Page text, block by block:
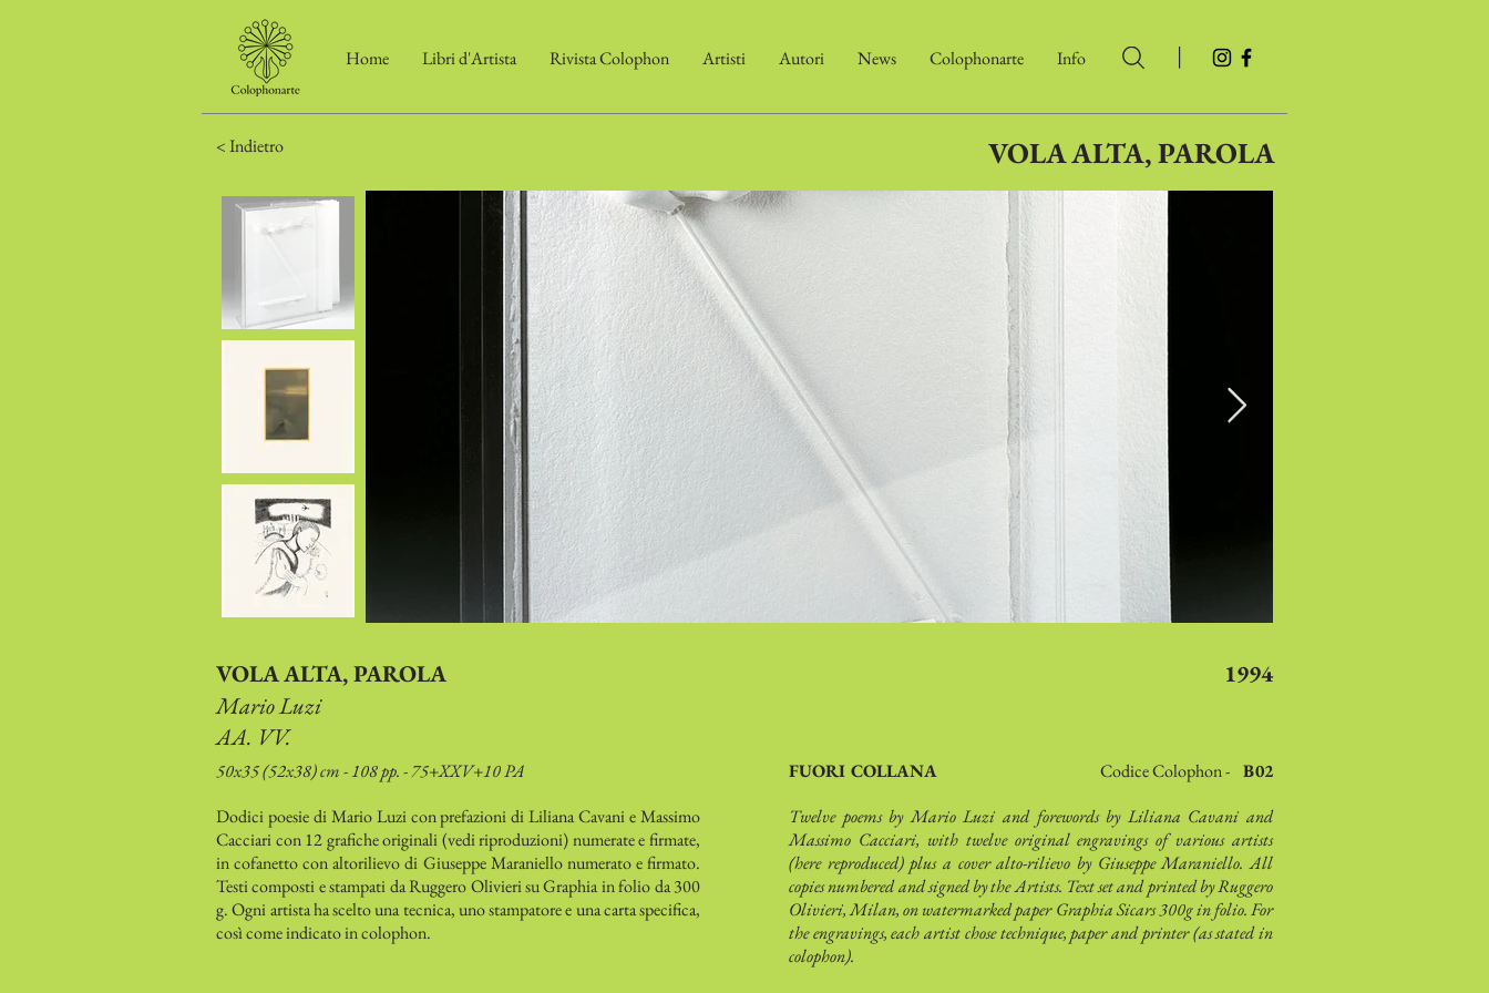
Home Libri d'Artista Rivista Colophon Artisti Autori News Colophonarte Info |
< Indietro VOLA ALTA, PAROLA
VOLA ALTA, PAROLA
1994
Mario Luzi
AA. VV.
50x35 (52x38) cm - 108 pp. - 75+XXV+10 PA
Dodici poesie di Mario Luzi con prefazioni di Liliana Cavani e Massimo
Cacciari con 12 grafiche originali (vedi riproduzioni) numerate e firmate,
in cofanetto con altorilievo di Giuseppe Maraniello numerato e firmato.
Testi composti e stampati da Ruggero Olivieri su Graphia in folio da 300
g. Ogni artista ha scelto una tecnica, uno stampatore e una carta specifica,
così come indicato in colophon.
FUORI COLLANA B02
Codice Colophon -
Twelve poems by Mario Luzi and forewords by Liliana Cavani and
Massimo Cacciari, with twelve original engravings of various artists
(here reproduced) plus a cover alto-rilievo by Giuseppe Maraniello. All
copies numbered and signed by the Artists. Text set and printed by Ruggero
Olivieri, Milan, on watermarked paper Graphia Sicars 300g in folio. For
the engravings, each artist chose technique, paper and printer (as stated in
colophon).